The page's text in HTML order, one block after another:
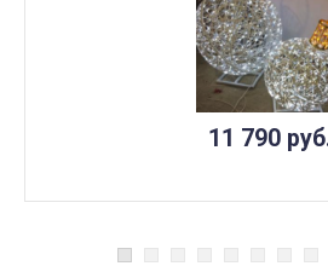
11 790